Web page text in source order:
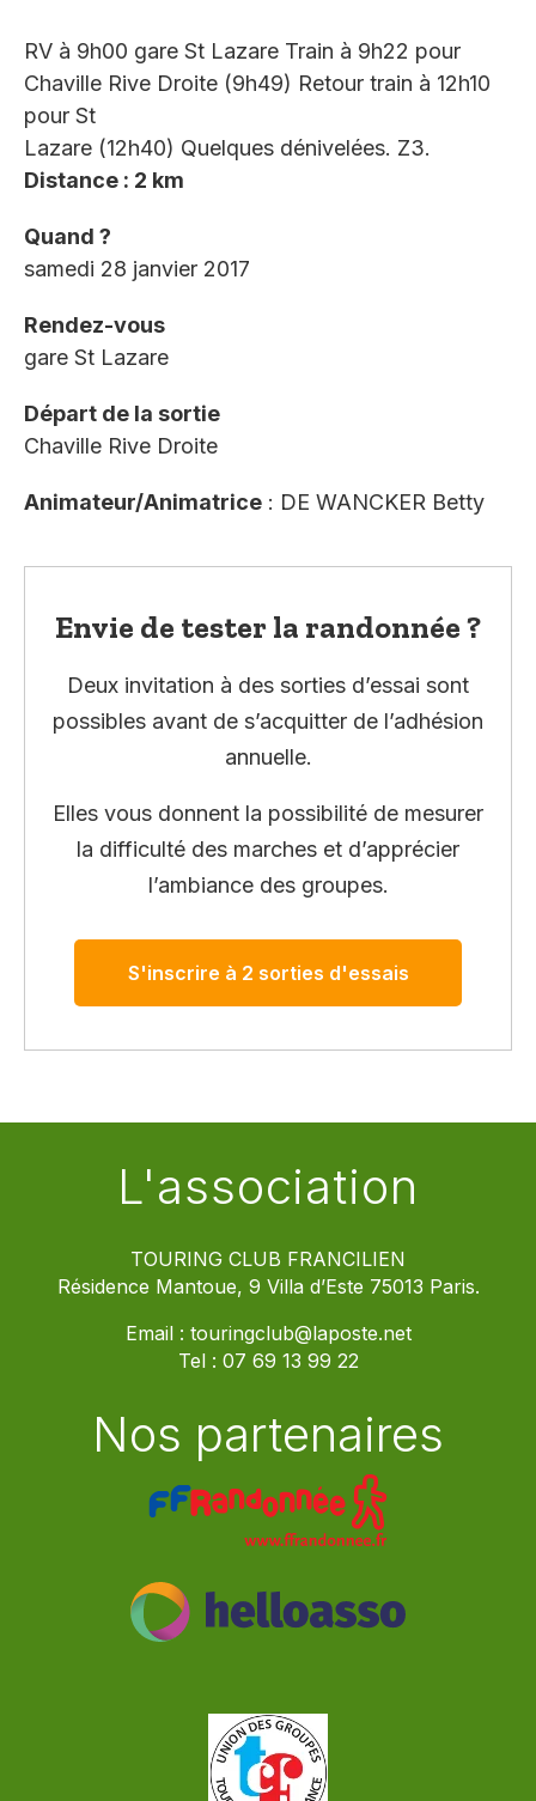
RV à 9h00 gare St Lazare Train à 9h22 pour
Chaville Rive Droite (9h49) Retour train à 12h10
pour St
Lazare (12h40) Quelques dénivelées. Z3.
Distance : 2 km
Quand ?
samedi 28 janvier 2017
Rendez-vous
gare St Lazare
Départ de la sortie
Chaville Rive Droite
Animateur/Animatrice : DE WANCKER Betty
Envie de tester la randonnée ?
Deux invitation à des sorties d’essai sont
possibles avant de s’acquitter de l’adhésion
annuelle.
Elles vous donnent la possibilité de mesurer
la difficulté des marches et d’apprécier
l’ambiance des groupes.
S'inscrire à 2 sorties d'essais
L'association
TOURING CLUB FRANCILIEN
Résidence Mantoue, 9 Villa d’Este 75013 Paris.
Email : touringclub@laposte.net
Tel : 07 69 13 99 22
Nos partenaires